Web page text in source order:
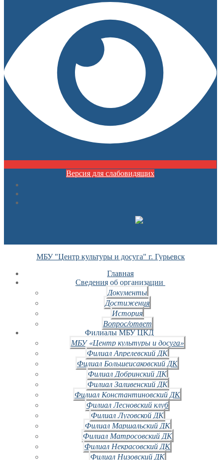
Версия для слабовидящих
МБУ "Центр культуры и досуга" г. Гурьевск
Главная
Сведения об организации
Документы
Достижения
История
Вопрос/ответ
Филиалы МБУ ЦКД
МБУ «Центр культуры и досуга»
Филиал Апрелевский ДК
Филиал Большеисаковский ДК
Филиал Добринский ДК
Филиал Заливенский ДК
Филиал Константиновский ДК
Филиал Лесновский клуб
Филиал Луговской ДК
Филиал Маршальский ДК
Филиал Матросовский ДК
Филиал Некрасовский ДК
Филиал Низовский ДК